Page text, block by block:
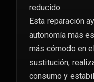
reducido.
Esta reparación
autonomía más
más cómodo en
sustitución,
consumo y